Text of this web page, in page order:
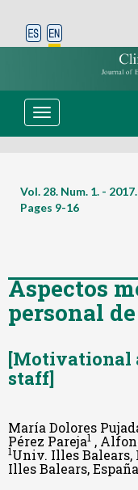
Toggle
navigation
Vol. 28. Num. 1. - 2017.
Pages 9-16
Aspectos
personal
[Motivational
staff]
María Dolores
Pérez Pareja1 ,
1Univ. Illes Balears,
Illes Balears, España